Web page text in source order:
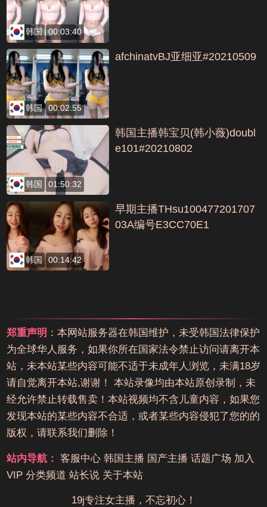
韩国 00:03:40
韩国 00:02:55
afchinatvBJ亚细亚#20210509
韩国 01:50:32
韩国主播韩宝贝(韩小薇)doubl
e101#20210802
韩国 00:14:42
早期主播THsu100477201707
03A编号E3CC70E1
郑重声明 ：本网站服务器在韩国维护，未受韩国法律保护
为全球华人服务，如果你所在国家法令禁止访问请离开本
站，未本站某些内容可能不适于未成年人浏览，未满18岁
请自觉离开本站,谢谢！ 本站录像均由本站原创录制，未
经允许禁止转载售卖！本站视频均不含儿童内容，如果您
发现本站的某些内容不合适，或者某些内容侵犯了您的的
版权，请联系我们删除！
站内导航： 客服中心 韩国主播 国产主播 话题广场 加入
VIP 分类频道 站长说 关于本站
19j专注女主播，不忘初心！